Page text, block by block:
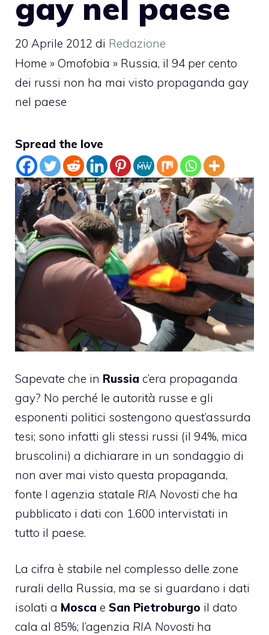
gay nel paese
20 Aprile 2012 di Redazione
Home » Omofobia » Russia, il 94 per cento
dei russi non ha mai visto propaganda gay
nel paese
Spread the love
Sapevate che in Russia c’era propaganda
gay? No perché le autorità russe e gli
esponenti politici sostengono quest’assurda
tesi; sono infatti gli stessi russi (il 94%, mica
bruscolini) a dichiarare in un sondaggio di
non aver mai visto questa propaganda,
fonte l agenzia statale RIA Novosti che ha
pubblicato i dati con 1.600 intervistati in
tutto il paese.
La cifra è stabile nel complesso delle zone
rurali della Russia, ma se si guardano i dati
isolati a Mosca e San Pietroburgo il dato
cala al 85%; l’agenzia RIA Novosti ha